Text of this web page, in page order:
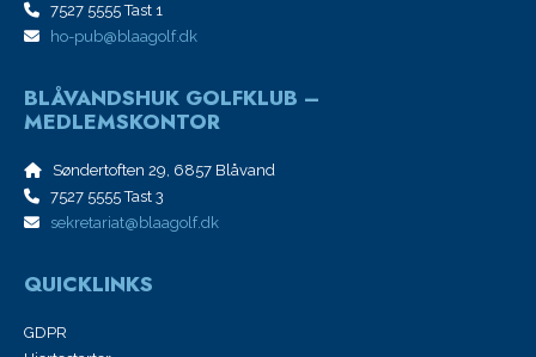
7527 5555 Tast 1
ho-pub@blaagolf.dk
BLÅVANDSHUK GOLFKLUB –
MEDLEMSKONTOR
Søndertoften 29, 6857 Blåvand
7527 5555 Tast 3
sekretariat@blaagolf.dk
QUICKLINKS
GDPR